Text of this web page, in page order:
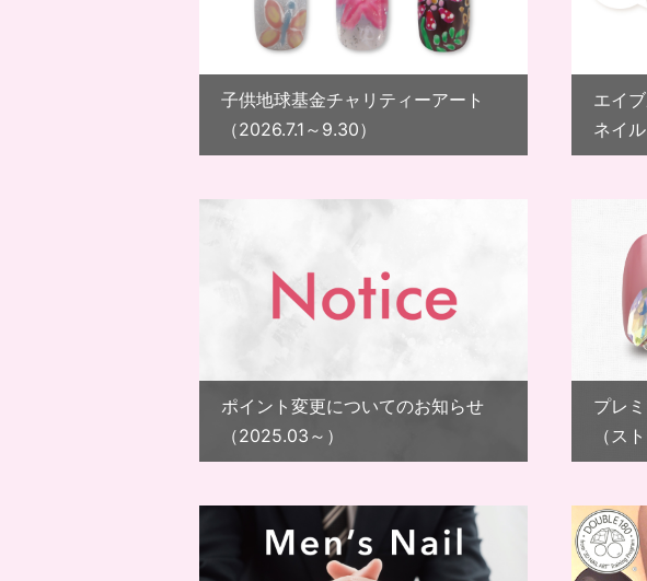
子供地球基金チャリティーアート
（2026.7.1～9.30）
エイ
ネイ
ポイント変更についてのお知らせ
（2025.03～）
プレ
（ス